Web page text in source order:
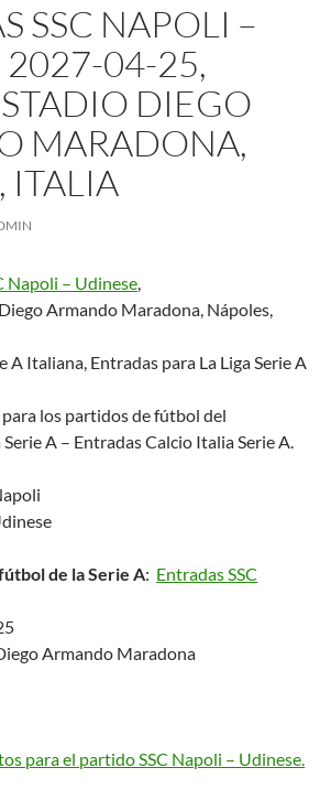
SSC NAPOLI –
2027-04-25,
DIEGO
MARADONA,
ITALIA
Napoli – Udinese,
Armando Maradona, Nápoles,
A Italiana, Entradas para La Liga Serie A
los partidos de fútbol del
A – Entradas Calcio Italia Serie A.
de la Serie A: Entradas SSC
Armando Maradona
para el partido SSC Napoli – Udinese.